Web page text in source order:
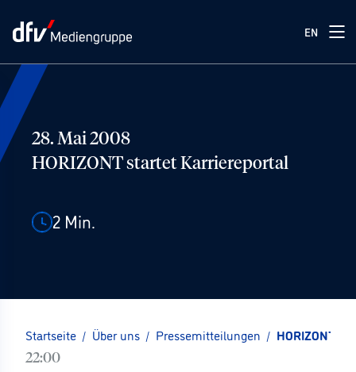
EN
28. Mai 2008
HORIZONT startet Karriereportal
2 Min.
Startseite / Über uns / Pressemitteilungen / HORIZONT
22:00